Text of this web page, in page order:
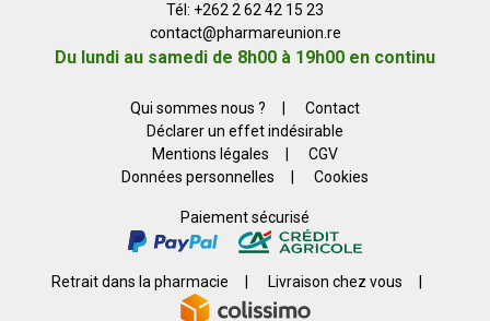
Tél: +262 2 62 42 15 23
contact@pharmareunion.re
Du lundi au samedi de 8h00 à 19h00 en continu
Qui sommes nous ?
Contact
Déclarer un effet indésirable
Mentions légales
CGV
Données personnelles
Cookies
Paiement sécurisé
Retrait dans la pharmacie Livraison chez vous